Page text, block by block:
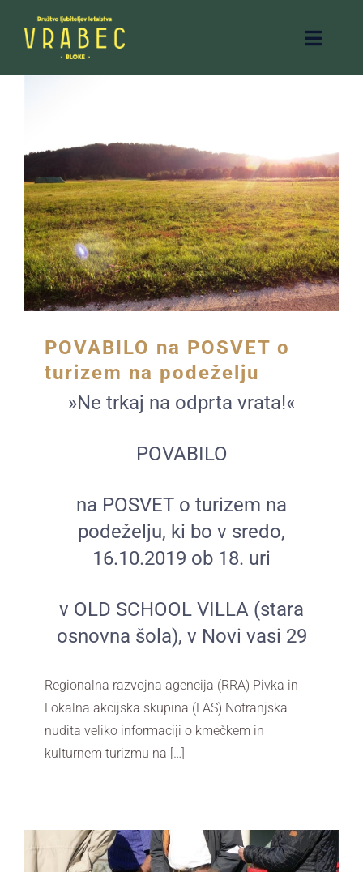
Toggle
Solutions
Company
Resources
POVABILO na POSVET o
turizem na podeželju
»Ne trkaj na odprta vrata!«
POVABILO
na POSVET o turizem na
podeželju, ki bo v sredo,
16.10.2019 ob 18. uri
v OLD SCHOOL VILLA (stara
osnovna šola), v Novi vasi 29
Regionalna razvojna agencija (RRA) Pivka in
Lokalna akcijska skupina (LAS) Notranjska
nudita veliko informaciji o kmečkem in
kulturnem turizmu na […]